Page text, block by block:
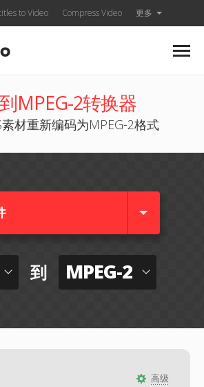
to Video Compress Video 更多
MPEG-2转换器
材重新编码为MPEG-2格式
到 MPEG-2
高级